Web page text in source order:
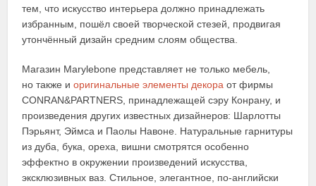
тем, что искусство интерьера должно принадлежать
избранным, пошёл своей творческой стезей, продвигая
утончённый дизайн средним слоям общества.
Магазин Marylebone представляет не только мебель,
но также иоригинальные элементы декора от фирмы
CONRAN&PARTNERS, принадлежащей сэру Конрану, и
произведения других известных дизайнеров: Шарлотты
Пэрьянт, Эймса и Паолы Навоне. Натуральные гарнитуры
из дуба, бука, ореха, вишни смотрятся особенно
эффектно в окружении произведений искусства,
эксклюзивных ваз. Стильное, элегантное, по-английски